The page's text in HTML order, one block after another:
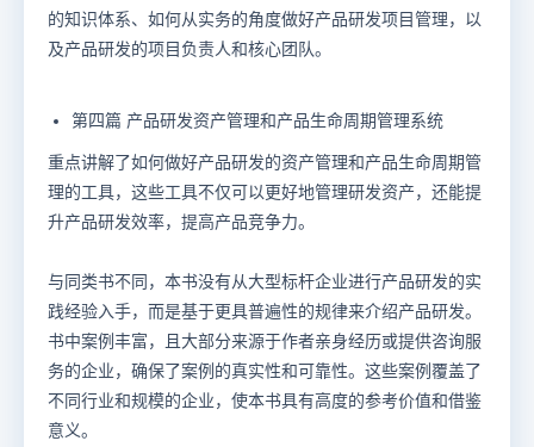
的知识体系、如何从实务的角度做好产品研发项目管理，以
及产品研发的项目负责人和核心团队。
第四篇 产品研发资产管理和产品生命周期管理系统
重点讲解了如何做好产品研发的资产管理和产品生命周期管
理的工具，这些工具不仅可以更好地管理研发资产，还能提
升产品研发效率，提高产品竞争力。
与同类书不同，本书没有从大型标杆企业进行产品研发的实
践经验入手，而是基于更具普遍性的规律来介绍产品研发。
书中案例丰富，且大部分来源于作者亲身经历或提供咨询服
务的企业，确保了案例的真实性和可靠性。这些案例覆盖了
不同行业和规模的企业，使本书具有高度的参考价值和借鉴
意义。